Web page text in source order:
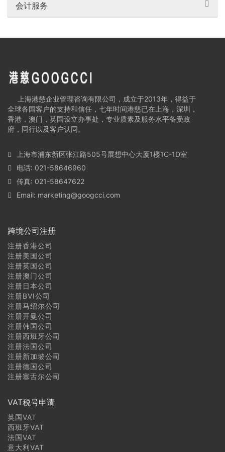
会计服务
上海港慈企业管理咨询有限公司，成立于2013年，得益于
全球各国客户的支持和信任，七年时间港慈已在上海，深圳，
香港，澳门，英国设立办事处，专业质素及服务水平备受政
府，同行以及客户认同。
上海市浦东新区张江路505号展想中心大厦1楼1C-1D室
电话: 021-58646960
传真: 021-58647622
Email: marketing@googcci.com
跨境公司注册
注册香港公司
注册美国公司
注册英国公司
注册澳门公司
注册日本公司
注册BVI公司
注册马绍尔公司
注册开曼公司
注册韩国公司
注册西班牙公司
注册法国公司
注册新加坡公司
注册德国公司
注册塞舌尔公司
VAT税号申请
英国VAT
西班牙VAT
法国VAT
意大利VAT